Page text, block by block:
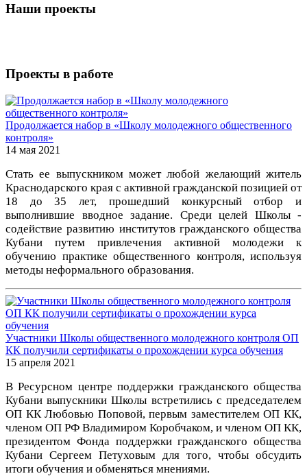
Наши проекты
Проекты в работе
Продолжается набор в «Школу молодежного общественного
контроля»
14 мая 2021
Стать ее выпускником может любой желающий житель
Краснодарского края с активной гражданской позицией от
18 до 35 лет, прошедший конкурсный отбор и
выполнившие вводное задание. Среди целей Школы -
содействие развитию институтов гражданского общества
Кубани путем привлечения активной молодежи к
обучению практике общественного контроля, используя
методы неформального образования.
Участники Школы общественного молодежного контроля ОП
КК получили сертификаты о прохождении курса обучения
15 апреля 2021
В Ресурсном центре поддержки гражданского общества
Кубани выпускники Школы встретились с председателем
ОП КК Любовью Поповой, первым заместителем ОП КК,
членом ОП РФ Владимиром Коробчаком, и членом ОП КК,
президентом Фонда поддержки гражданского общества
Кубани Сергеем Петуховым для того, чтобы обсудить
итоги обучения и обменяться мнениями.